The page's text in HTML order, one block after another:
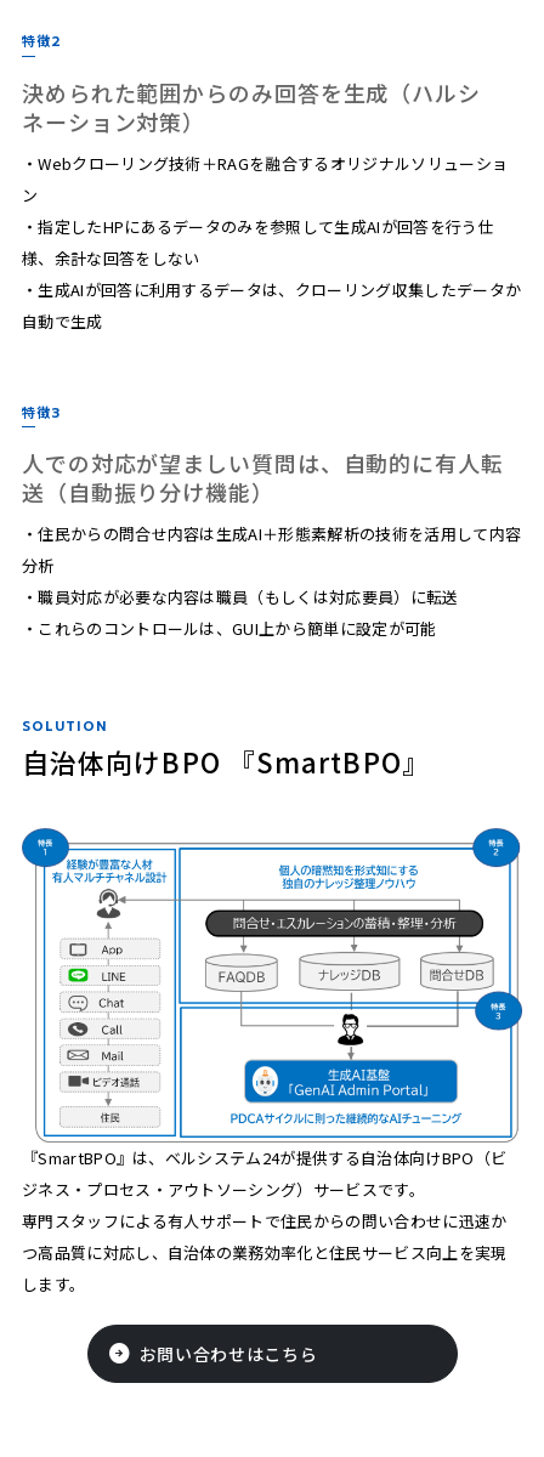
特徴2
決められた範囲からのみ回答を生成（ハルシ
ネーション対策）
・Webクローリング技術＋RAGを融合するオリジナルソリューショ
ン
・指定したHPにあるデータのみを参照して生成AIが回答を行う仕
様、余計な回答をしない
・生成AIが回答に利用するデータは、クローリング収集したデータか
自動で生成
特徴3
人での対応が望ましい質問は、自動的に有人転
送（自動振り分け機能）
・住民からの問合せ内容は生成AI＋形態素解析の技術を活用して内容
分析
・職員対応が必要な内容は職員（もしくは対応要員）に転送
・これらのコントロールは、GUI上から簡単に設定が可能
SOLUTION
自治体向けBPO 『SmartBPO』
『SmartBPO』は、ベルシステム24が提供する自治体向けBPO（ビ
ジネス・プロセス・アウトソーシング）サービスです。
専門スタッフによる有人サポートで住民からの問い合わせに迅速か
つ高品質に対応し、自治体の業務効率化と住民サービス向上を実現
します。
お問い合わせはこちら